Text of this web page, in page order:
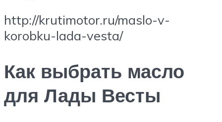
http://krutimotor.ru/maslo-v-
korobku-lada-vesta/
Как выбрать масло
для Лады Весты